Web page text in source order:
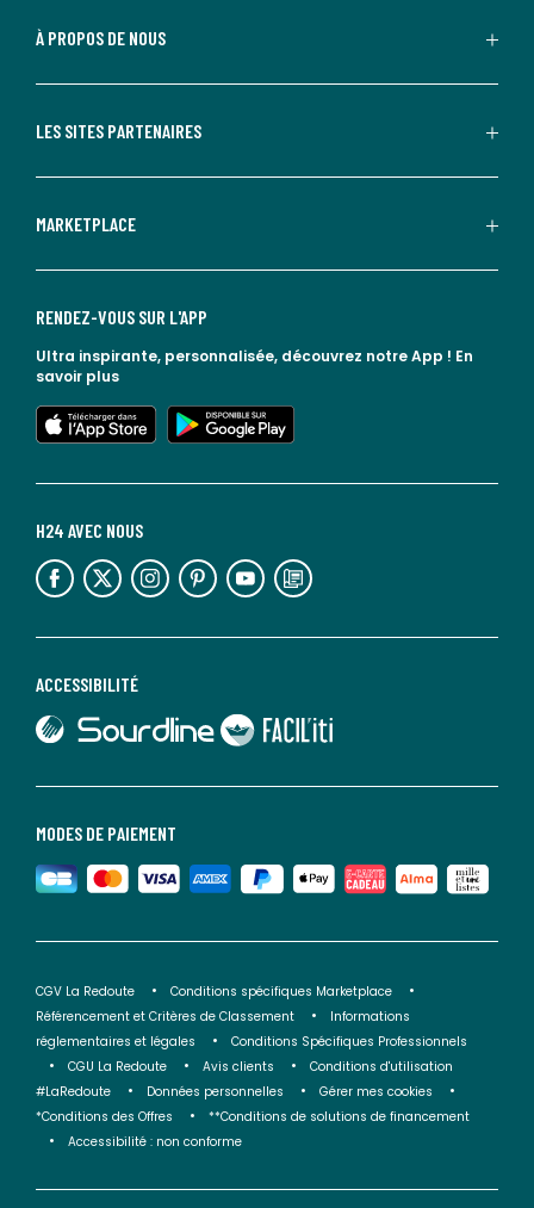
À PROPOS DE NOUS
LES SITES PARTENAIRES
MARKETPLACE
MODES DE PAIEMENT
ACCESSIBILITÉ
lien vers Sourdline
lien vers Faciliti
H24 AVEC NOUS
lien vers l'espace réseaux sociaux lien vers l'espace réseaux sociaux lien vers l'espace réseaux sociaux lien vers l'espace réseaux sociaux lien vers l'espace réseaux sociaux lien vers le blog la redoute
RENDEZ-VOUS SUR L'APP
Ultra inspirante, personnalisée, découvrez notre App ! En
savoir plus
lien vers l'app store
lien vers google play
CGV La Redoute
Conditions spécifiques Marketplace
Référencement et Critères de Classement
Informations
réglementaires et légales
Conditions Spécifiques Professionnels
CGU La Redoute
Avis clients
Conditions d'utilisation
#LaRedoute
Données personnelles
Gérer mes cookies
*Conditions des Offres
**Conditions de solutions de financement
Accessibilité : non conforme